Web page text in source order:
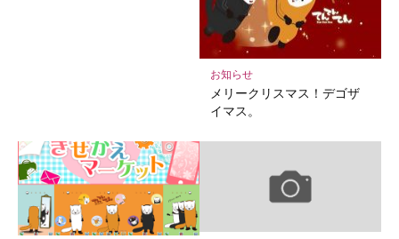
お知らせ
メリークリスマス！デゴザ
イマス。